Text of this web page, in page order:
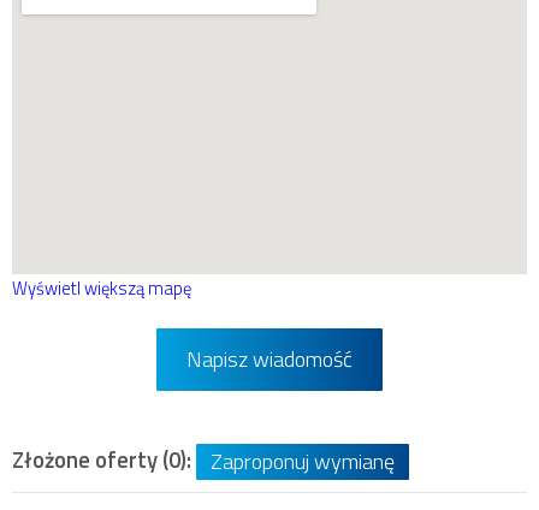
Wyświetl większą mapę
Napisz wiadomość
Złożone oferty (0): Zaproponuj wymianę